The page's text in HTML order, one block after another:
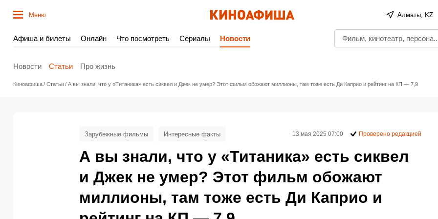
Меню Алматы, KZ
Афиша и билеты Онлайн Что посмотреть Сериалы Новости
Новости Статьи Про жизнь
Киноафиша Статьи А вы знали, что у «Титаника» есть сиквел и Джек не умер? Этот фильм обожают миллионы, там тоже есть Ди Каприо и рейтинг на КП — 7,9
А вы знали, что у «Титаника» есть сиквел
и Джек не умер? Этот фильм обожают
миллионы, там тоже есть Ди Каприо и
Зарубежные фильмы Интересные факты 13 мая 2025 07:00 Проверено редакцией